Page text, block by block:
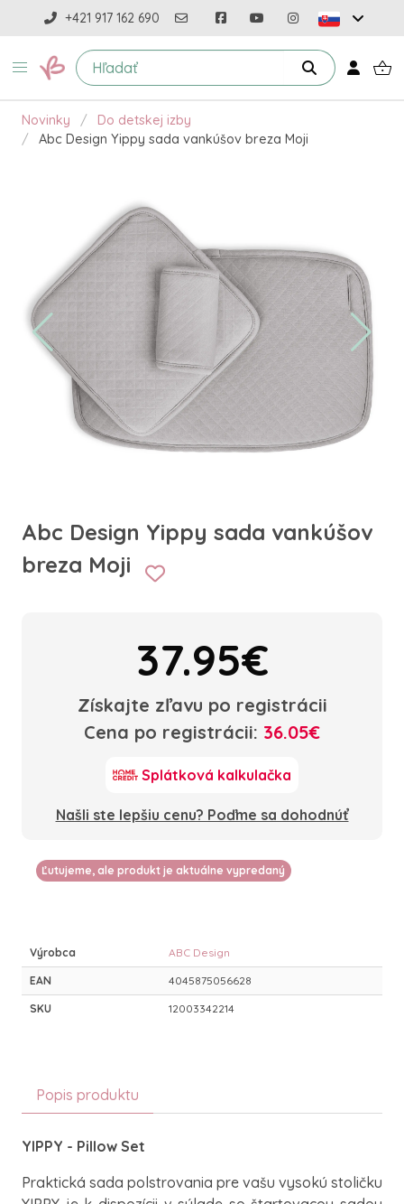
+421 917 162 690
Novinky
Do detskej izby
Abc Design Yippy sada vankúšov breza Moji
Abc Design Yippy sada vankúšov
breza Moji
37.95€
Získajte zľavu po registrácii
Cena po registrácii: 36.05€
Splátková kalkulačka
Našli ste lepšiu cenu? Poďme sa dohodnúť
Ľutujeme, ale produkt je aktuálne vypredaný
Výrobca ABC Design
EAN 4045875056628
SKU 12003342214
Popis produktu
YIPPY - Pillow Set
Praktická sada polstrovania pre vašu vysokú stoličku